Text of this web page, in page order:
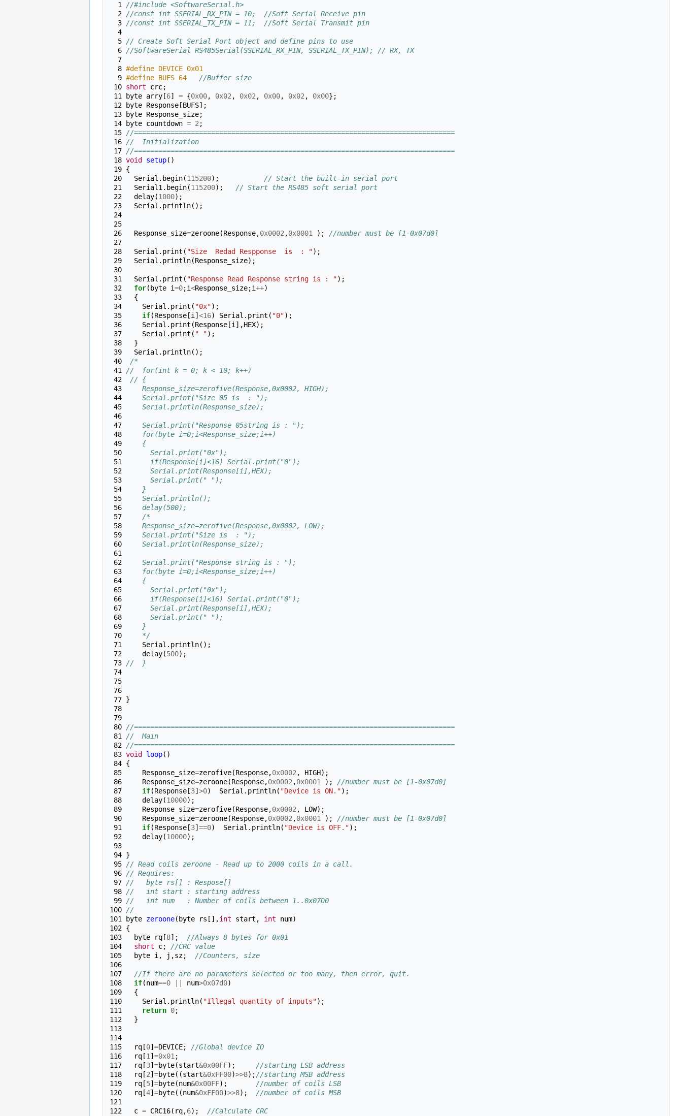
  1
//#include <SoftwareSerial.h>
  2
//const int SSERIAL_RX_PIN = 10;  //Soft Serial Receive pin
  3
//const int SSERIAL_TX_PIN = 11;  //Soft Serial Transmit pin
  4
  5
// Create Soft Serial Port object and define pins to use
  6
//SoftwareSerial RS485Serial(SSERIAL_RX_PIN, SSERIAL_TX_PIN); // RX, TX
  7
  8
#define DEVICE 0x01
  9
#define BUFS 64 //Buffer size
10 short crc;
11
byte arry [6] = {0x00, 0x02, 0x02, 0x00, 0x02, 0x00};
12
byte Response [BUFS];
13
byte Response_size;
14
byte countdown = 2;
15 //===============================================================================
16 //  Initialization
17 //===============================================================================
18 void setup()
19 {
20
Serial . begin(115200);
// Start the built-in serial port
21
Serial1. begin(115200);
// Start the RS485 soft serial port
22
delay(1000);
23
Serial . println();
24
25
26
Response_size=zeroone(Response,0x0002,0x0001 );
//number must be [1-0x07d0]
27
28
Serial . print ( "Size  Redad Respponse  is  : ");
29
Serial . println(Response_size);
30
31
Serial . print ( "Response Read Response string is : ");
32
for( byte i=0;i<Response_size;i++)
33
{
34
Serial . print ( "0x");
35
if(Response [i] <16) Serial . print ( "0");
36
Serial . print (Response [i],HEX);
37
Serial . print ( " ");
38
}
39
Serial . println();
40
/*
41 //  for(int k = 0; k < 10; k++)
42
// {
43
    Response_size=zerofive(Response,0x0002, HIGH);
44
    Serial.print("Size 05 is  : ");
45
    Serial.println(Response_size);
46
47
    Serial.print("Response 05string is : ");
48
    for(byte i=0;i<Response_size;i++)
49
    {
50
      Serial.print("0x");
51
      if(Response[i]<16) Serial.print("0");
52
      Serial.print(Response[i],HEX);
53
      Serial.print(" ");
54
    }
55
    Serial.println();
56
    delay(500);
57
    /*
58
    Response_size=zerofive(Response,0x0002, LOW);
59
    Serial.print("Size is  : ");
60
    Serial.println(Response_size);
61
62
    Serial.print("Response string is : ");
63
    for(byte i=0;i<Response_size;i++)
64
    {
65
      Serial.print("0x");
66
      if(Response[i]<16) Serial.print("0");
67
      Serial.print(Response[i],HEX);
68
      Serial.print(" ");
69
    }
70
    */
71
Serial . println();
72
delay(500);
73 //  }
74
75
76
77 }
78
79
80 //===============================================================================
81 //  Main
82 //===============================================================================
83 void loop()
84 {
85
Response_size=zerofive(Response,0x0002, HIGH);
86
Response_size=zeroone(Response,0x0002,0x0001 );
//number must be [1-0x07d0]
87
if(Response [3] >0) Serial . println( "Device is ON.");
88
delay(10000);
89
Response_size=zerofive(Response,0x0002, LOW);
90
Response_size=zeroone(Response,0x0002,0x0001 );
//number must be [1-0x07d0]
91
if(Response [3] ==0) Serial . println( "Device is OFF.");
92
delay(10000);
93
94 }
95 // Read coils zeroone - Read up to 2000 coils in a call.
96 // Requires:
97 //   byte rs[] : Respose[]
98 //   int start : starting address
99 //   int num   : Number of coils between 1..0x07D0
100 //
101
byte zeroone( byte rs [],int start , int num)
102 {
103
byte rq [8];
//Always 8 bytes for 0x01
104
short c;
//CRC value
105
byte i, j ,sz;
//Counters, size
106
107
//If there are no parameters selected or too many, then error, quit.
108
if(num==0 num>0x07d0)
109
{
110
Serial . println( "Illegal quantity of inputs");
111
return 0;
112
}
113
114
115
rq [0] =DEVICE;
//Global device IO
116
rq [1] =0x01;
117
rq [3] =byte(start&0x00FF);
//starting LSB address
118
rq [2] =byte((start&0xFF00)>>8);//starting MSB address
119
rq [5] =byte(num&0x00FF);
//number of coils LSB
120
rq [4] =byte((num&0xFF00)>>8);
//number of coils MSB
121
122
c = CRC16( rq,6); //Calculate CRC